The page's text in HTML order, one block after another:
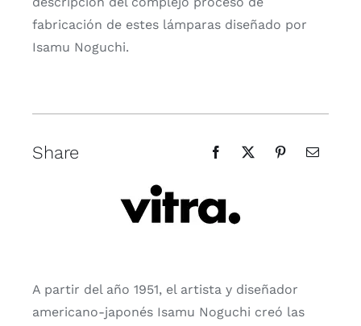
fabricación de estes lámparas diseñado por
Isamu Noguchi.
Share
A partir del año 1951, el artista y diseñador
americano-japonés Isamu Noguchi creó las